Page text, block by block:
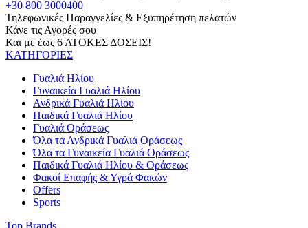
+30 800 3000400
Τηλεφωνικές Παραγγελίες & Εξυπηρέτηση πελατών
Κάνε τις Αγορές σου
Και με έως 6 ΑΤΟΚΕΣ ΔΟΣΕΙΣ!
ΚΑΤΗΓΟΡΙΕΣ
Γυαλιά Ηλίου
Γυναικεία Γυαλιά Ηλίου
Ανδρικά Γυαλιά Ηλίου
Παιδικά Γυαλιά Ηλίου
Γυαλιά Οράσεως
Όλα τα Ανδρικά Γυαλιά Οράσεως
Όλα τα Γυναικεία Γυαλιά Οράσεως
Παιδικά Γυαλιά Ηλίου & Οράσεως
Φακοί Επαφής & Υγρά Φακών
Offers
Sports